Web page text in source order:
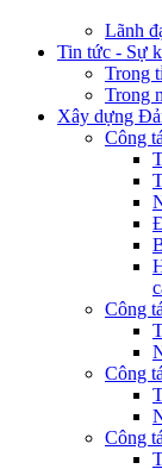
Lãnh
Tin tức - Sự
Trong
Trong
Xây dựng
Công
Công
Công
Công